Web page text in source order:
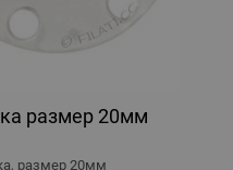
размер 20мм
размер 20мм